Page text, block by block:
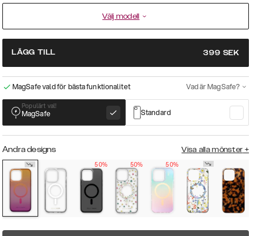
Välj modell
LÄGG TILL 399 SEK
MagSafe vald för bästa funktionalitet Vad är MagSafe?
Populärt val!
MagSafe Standard
Andra designs Visa alla mönster +
50%
50% 50%